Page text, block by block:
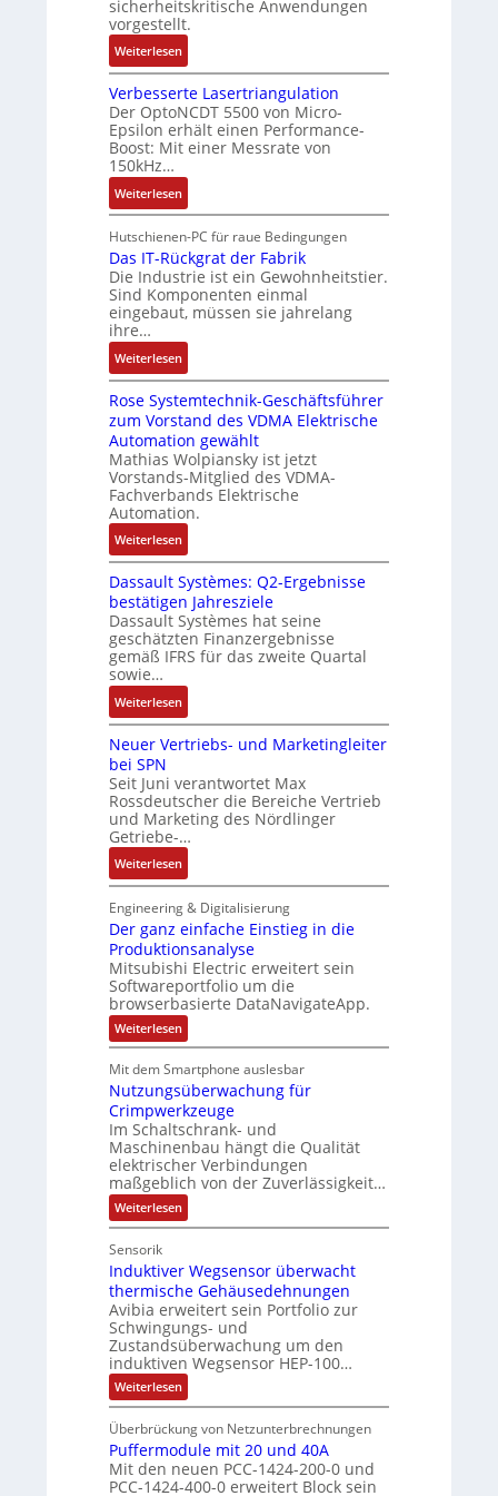
c
h
e
e
E
n
t
w
i
c
l
u
n
g
k
i
o
n
e
n
A
b
e
i
t
s
k
r
ä
f
t
e
t
e
x
p
a
n
d
i
r
t
g
s
e
i
n
g
a
n
a
s
c
i
n
e
n
-
u
n
d
A
n
l
a
g
e
n
s
i
t
i
v
e
M
o
m
e
n
t
a
u
f
n
a
h
m
e
,
g
e
p
ä
g
t
d
u
r
c
h
sicherheitskritische Anwendungen
vorgestellt.
Weiterlesen:
B
a
t
t
e
r
i
e
l
o
s
e
M
u
l
i
t
u
r
n
-
K
i
t
E
n
c
o
d
e
r
Verbesserte Lasertriangulation
Der OptoNCDT 5500 von Micro-
Epsilon erhält einen Performance-
Boost: Mit einer Messrate von
150kHz…
Weiterlesen:
V
e
r
b
e
s
s
e
r
t
e
L
a
s
e
r
i
a
n
g
l
a
t
o
n
Hutschienen-PC für raue Bedingungen
Das IT-Rückgrat der Fabrik
Die Industrie ist ein Gewohnheitstier.
Sind Komponenten einmal
eingebaut, müssen sie jahrelang
ihre…
Weiterlesen:
D
a
s
I
T
-
R
ü
c
k
g
r
a
t
r
F
b
r
i
k
Rose Systemtechnik-Geschäftsführer
zum Vorstand des VDMA Elektrische
Automation gewählt
Mathias Wolpiansky ist jetzt
Vorstands-Mitglied des VDMA-
Fachverbands Elektrische
Automation.
Weiterlesen:
R
o
s
e
S
y
s
t
e
m
e
c
i
-
G
e
s
c
h
ä
f
t
s
f
ü
h
r
e
m
V
o
r
s
t
a
n
d
d
Dassault Systèmes: Q2-Ergebnisse
bestätigen Jahresziele
Dassault Systèmes hat seine
geschätzten Finanzergebnisse
gemäß IFRS für das zweite Quartal
sowie…
Weiterlesen:
D
a
s
a
u
l
t
S
y
s
t
è
m
e
s
2
-
E
r
g
e
b
i
s
s
e
b
e
s
ä
Neuer Vertriebs- und Marketingleiter
bei SPN
Seit Juni verantwortet Max
Rossdeutscher die Bereiche Vertrieb
und Marketing des Nördlinger
Getriebe-…
Weiterlesen:
N
e
u
e
r
V
e
r
t
r
i
e
b
s
-
u
n
M
a
r
k
e
t
i
n
g
l
e
Engineering & Digitalisierung
Der ganz einfache Einstieg in die
Produktionsanalyse
Mitsubishi Electric erweitert sein
Softwareportfolio um die
browserbasierte DataNavigateApp.
Weiterlesen:
D
r
g
a
n
z
e
i
n
f
a
c
E
i
n
s
t
i
e
g
i
d
i
e
P
Mit dem Smartphone auslesbar
Nutzungsüberwachung für
Crimpwerkzeuge
Im Schaltschrank- und
Maschinenbau hängt die Qualität
elektrischer Verbindungen
maßgeblich von der Zuverlässigkeit…
Weiterlesen:
N
z
n
g
s
ü
b
e
r
w
a
h
u
n
Sensorik
Induktiver Wegsensor überwacht
thermische Gehäusedehnungen
Avibia erweitert sein Portfolio zur
Schwingungs- und
Zustandsüberwachung um den
induktiven Wegsensor HEP-100…
Weiterlesen:
I
d
u
k
t
Überbrückung von Netzunterbrechnungen
Puffermodule mit 20 und 40A
Mit den neuen PCC-1424-200-0 und
PCC-1424-400-0 erweitert Block sein